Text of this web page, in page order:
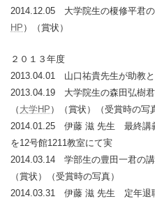
2014.12.05 大学院生の榎修平君
HP ）（賞状）
２０１３年度
2013.04.01 山口祐貴先生が助教
2013.04.19 大学院生の森田弘樹君
（ 大学HP ）（賞状）（受賞時の写
2014.01.25 伊藤 滋 先生 最終講
を12号館1211教室にて実
2014.03.14 学部生の豊田一君の
（賞状）（受賞時の写真）
2014.03.31 伊藤 滋 先生 定年退